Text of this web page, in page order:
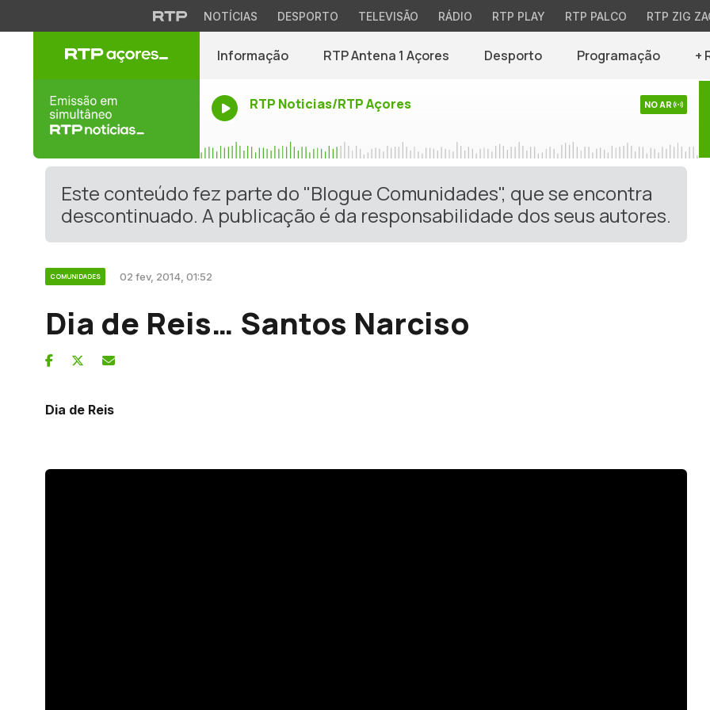
NOTÍCIAS DESPORTO TELEVISÃO RÁDIO RTP PLAY RTP PALCO RTP ZIG
Informação RTP Antena 1 Açores Desporto Programação +
RTP Noticias/RTP Açores NO AR
Este conteúdo fez parte do "Blogue Comunidades", que se encontra
descontinuado. A publicação é da responsabilidade dos seus autores.
COMUNIDADES 02 fev, 2014, 01:52
Dia de Reis… Santos Narciso
Dia de Reis